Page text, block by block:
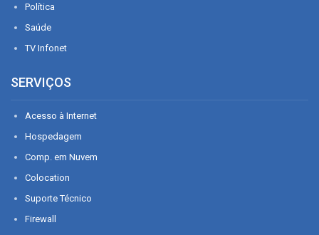
Política
Saúde
TV Infonet
SERVIÇOS
Acesso à Internet
Hospedagem
Comp. em Nuvem
Colocation
Suporte Técnico
Firewall